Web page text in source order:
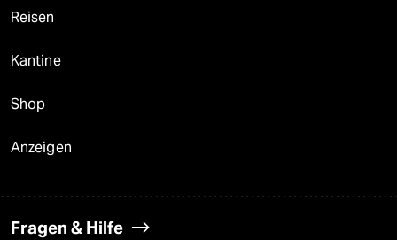
Reisen
Kantine
Shop
Anzeigen
Fragen & Hilfe